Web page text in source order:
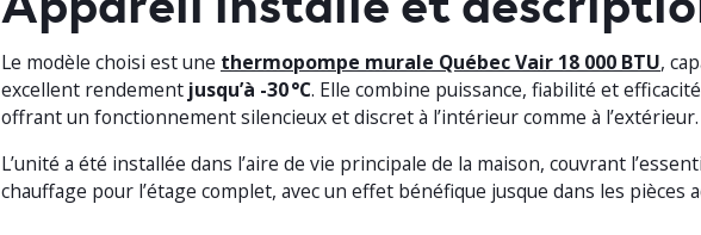
Le modèle choisi est une thermopompe murale Québec Vair 18 000 BTU,
excellent rendement jusqu’à -30 °C. Elle combine puissance, fiabilité et
offrant un fonctionnement silencieux et discret à l’intérieur comme à l’extérieur.
L’unité a été installée dans l’aire de vie principale de la maison, couvrant
chauffage pour l’étage complet, avec un effet bénéfique jusque dans les pièces